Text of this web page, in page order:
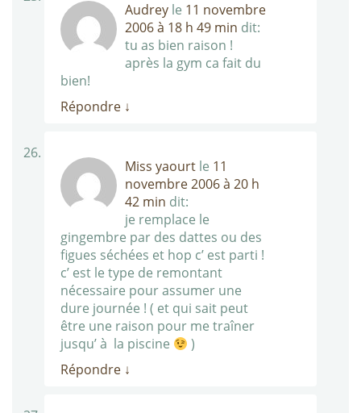
Audrey le 11 novembre
2006 à 18 h 49 min dit:
tu as bien raison !
après la gym ca fait du
bien!
Répondre ↓
Miss yaourt le 11
novembre 2006 à 20 h
42 min dit:
je remplace le
gingembre par des dattes ou des
figues séchées et hop c’ est parti !
c’ est le type de remontant
nécessaire pour assumer une
dure journée ! ( et qui sait peut
être une raison pour me traîner
jusqu’ à la piscine
)
Répondre ↓